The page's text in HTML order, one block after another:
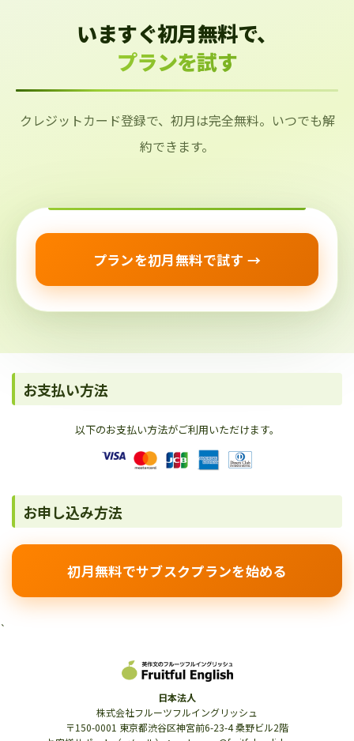
いますぐ初月無料で、
プランを試す
クレジットカード登録で、初月は完全無料。いつでも解
約できます。
プランを初月無料で試す →
お支払い方法
以下のお支払い方法がご利用いただけます。
お申し込み方法
初月無料でサブスクプランを始める
`
日本法人
株式会社フルーツフルイングリッシュ
〒150-0001 東京都渋谷区神宮前6-23-4 桑野ビル2階